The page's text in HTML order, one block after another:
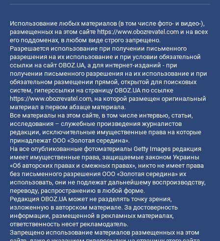
Использование любых материалов (в том числе фото- и видео-),
размещенных на этом сайте https://www.obozrevatel.com и на всех
его поддоменах, в любом виде строго запрещено.
Разрешается использование при получении письменного
разрешения на их использование и при условии обязательной
ссылки на сайт OBOZ.UA, а для интернет-изданий - при
получении письменного разрешения на их использование и при
обязательном размещении прямой, открытой для поисковых
систем, гиперссылки на страницу OBOZ.UA по ссылке
https://www.obozrevatel.com, на которой размещен оригинальный
материал в первом абзаце материала.
Все материалы на этом сайте, в том числе интервью, статьи,
исследования – служебные произведения журналистов
редакции, исключительные имущественные права на которые
принадлежат ООО «Золотая середина».
На все опубликованные фотоматериалы Getty Images редакция
имеет имущественные права, защищаемые законом Украины
«Об авторских правах и смежных правах», никто не имеет права
без письменного разрешения ООО «Золотая середина» их
использовать, они не подлежат дальнейшему воспроизводству,
переводу, распространению в любой форме.
Редакция OBOZ.UA может не разделять точку зрения,
изложенную в авторском материале. За достоверность
информации, размещенной в рекламных материалах,
ответственность несет рекламодатель.
Запрещено использование материалов размещенных на этом